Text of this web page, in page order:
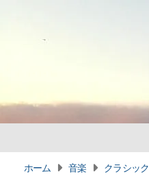
ホーム 音楽 クラシック